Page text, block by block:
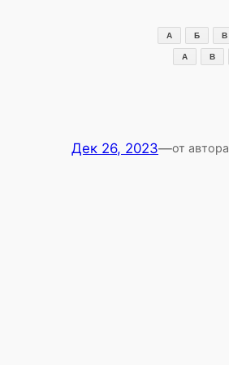
А Б В
A B
Дек 26, 2023—от автора